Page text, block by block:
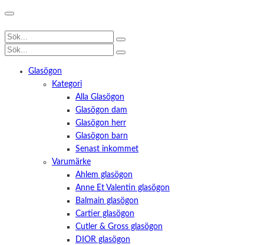
Glasögon
Kategori
Alla Glasögon
Glasögon dam
Glasögon herr
Glasögon barn
Senast inkommet
Varumärke
Ahlem glasögon
Anne Et Valentin glasögon
Balmain glasögon
Cartier glasögon
Cutler & Gross glasögon
DIOR glasögon